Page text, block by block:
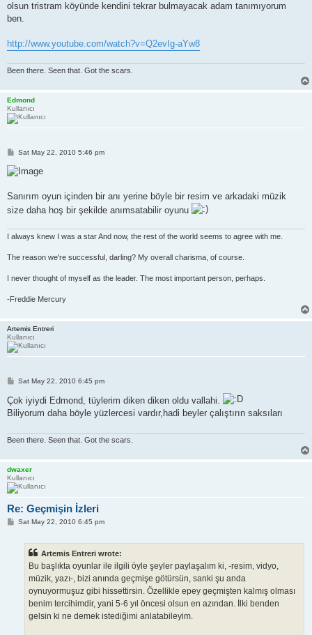
olsun tristram köyünde kendini tekrar bulmayacak adam tanımıyorum
ben.
http://www.youtube.com/watch?v=Q2evIg-aYw8
Been there. Seen that. Got the scars.
Edmond
Kullanıcı
P
s
t
Sat May 22, 2010 5:46 pm
Sanırım oyun içinden bir anı yerine böyle bir resim ve arkadaki müzik
size daha hoş bir şekilde anımsatabilir oyunu
I always knew I was a star And now, the rest of the world seems to agree with me.
The reason we're successful, darling? My overall charisma, of course.
I never thought of myself as the leader. The most important person, perhaps.
-Freddie Mercury
Artemis Entreri
Kullanıcı
P
s
t
Sat May 22, 2010 6:45 pm
Çok iyiydi Edmond, tüylerim diken diken oldu vallahi.
Biliyorum daha böyle yüzlercesi vardır,hadi beyler çalıştırın saksıları
Been there. Seen that. Got the scars.
dwaxer
Kullanıcı
Re: Geçmişin İzleri
PSat May 22, 2010 6:45 pm
Artemis Entreri wrote:
Bu başlıkta oyunlar ile ilgili öyle şeyler paylaşalım ki, -resim, vidyo,
müzik, yazı-, bizi anında geçmişe götürsün, sanki şu anda
oynuyormuşuz gibi hissettirsin. Özellikle epey geçmişten kalmış olması
benim tercihimdir, yani 5-6 yıl öncesi olsun en azından. İlki benden
gelsin ki ne demek istediğimi anlatabileyim.